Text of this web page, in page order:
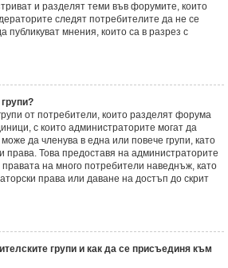
и разделят теми във форумите, които
следят потребителите да не се
публикуват мнения, които са в разрез с
от потребители, които разделят форума
с които администраторите могат да
да членува в една или повече групи, като
права. Това предоставя на администраторите
на много потребители наведнъж, като
права или даване на достъп до скрит
групи и как да се присъединя към